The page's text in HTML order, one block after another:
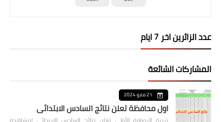
عدد الزائرين اخر 7 ايام
المشاركات الشائعة
21 مايو 2024
اول محافظة تعلن نتائج السادس الابتدائي